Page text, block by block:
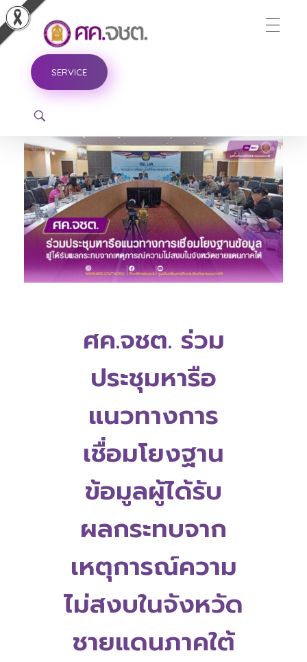
ศูนย์ขับเคลื่อนการศึกษาในจังหวัดชายแดนภาคใต้
SERVICE
ศค.จชต. ร่วม
ประชุมหารือ
แนวทางการ
เชื่อมโยงฐาน
ข้อมูลผู้ได้รับ
ผลกระทบจาก
เหตุการณ์ความ
ไม่สงบในจังหวัด
ชายแดนภาคใต้